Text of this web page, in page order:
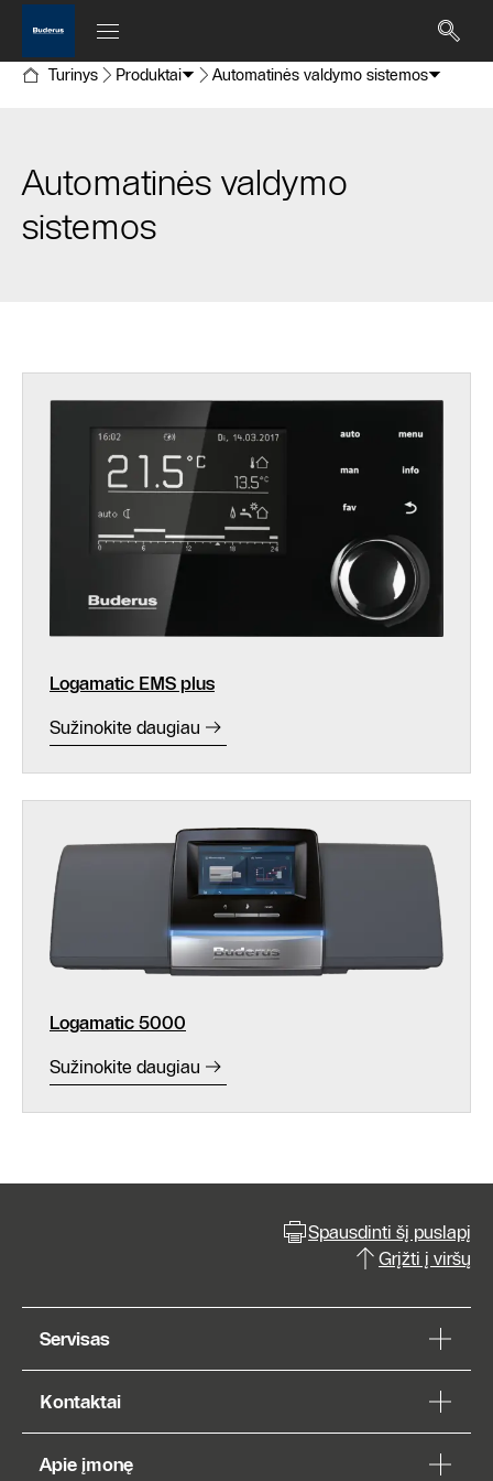
Turinys Produktai Automatinės valdymo sistemos
Automatinės valdymo
sistemos
Logamatic EMS plus
Sužinokite daugiau
Logamatic 5000
Sužinokite daugiau
Spausdinti šį puslapį
Grįžti į viršų
Servisas
Kontaktai
Apie įmonę